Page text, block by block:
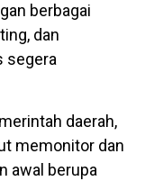
berbagai
dan
segera
daerah,
memonitor dan
awal berupa